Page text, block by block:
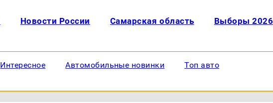
Новости России Самарская область Выборы 2026
Интересное Автомобильные новинки Топ авто